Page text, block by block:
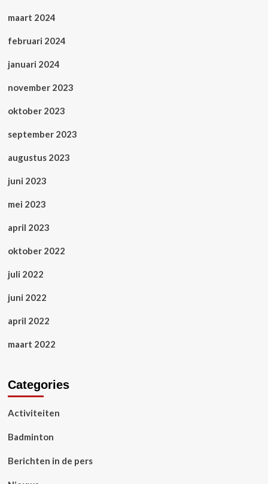
maart 2024
februari 2024
januari 2024
november 2023
oktober 2023
september 2023
augustus 2023
juni 2023
mei 2023
april 2023
oktober 2022
juli 2022
juni 2022
april 2022
maart 2022
Categories
Activiteiten
Badminton
Berichten in de pers